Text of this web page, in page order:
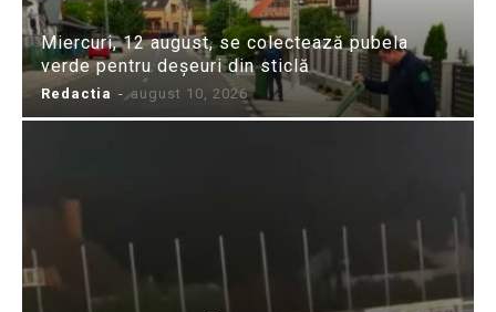
Miercuri, 12 august, se colectează pubela
verde pentru deșeuri din sticlă
Redactia - august 10, 2026